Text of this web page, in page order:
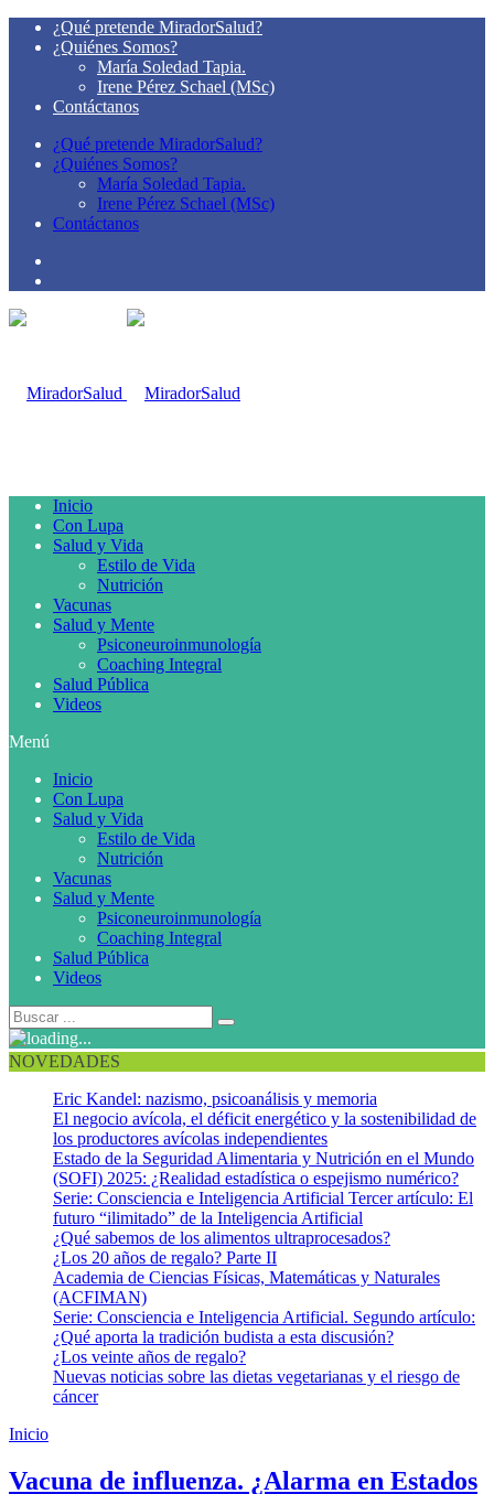
¿Qué pretende MiradorSalud?
¿Quiénes Somos?
María Soledad Tapia.
Irene Pérez Schael (MSc)
Contáctanos
¿Qué pretende MiradorSalud?
¿Quiénes Somos?
María Soledad Tapia.
Irene Pérez Schael (MSc)
Contáctanos
Inicio
Con Lupa
Salud y Vida
Estilo de Vida
Nutrición
Vacunas
Salud y Mente
Psiconeuroinmunología
Coaching Integral
Salud Pública
Videos
Menú
Inicio
Con Lupa
Salud y Vida
Estilo de Vida
Nutrición
Vacunas
Salud y Mente
Psiconeuroinmunología
Coaching Integral
Salud Pública
Videos
NOVEDADES
Eric Kandel: nazismo, psicoanálisis y memoria
El negocio avícola, el déficit energético y la sostenibilidad de
los productores avícolas independientes
Estado de la Seguridad Alimentaria y Nutrición en el Mundo
(SOFI) 2025: ¿Realidad estadística o espejismo numérico?
Serie: Consciencia e Inteligencia Artificial Tercer artículo: El
futuro “ilimitado” de la Inteligencia Artificial
¿Qué sabemos de los alimentos ultraprocesados?
¿Los 20 años de regalo? Parte II
Academia de Ciencias Físicas, Matemáticas y Naturales
(ACFIMAN)
Serie: Consciencia e Inteligencia Artificial. Segundo artículo:
¿Qué aporta la tradición budista a esta discusión?
¿Los veinte años de regalo?
Nuevas noticias sobre las dietas vegetarianas y el riesgo de
cáncer
Inicio
Vacuna de influenza. ¿Alarma en Estados